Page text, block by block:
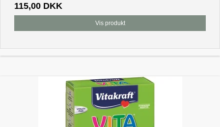
115,00 DKK
Vis produkt